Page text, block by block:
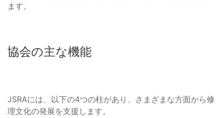
ます。
協会の主な機能
JSRAには、以下の4つの柱があり、さまざまな方面から修
理文化の発展を支援します。